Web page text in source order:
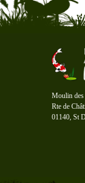
Moulin des
Rte de
01140, St